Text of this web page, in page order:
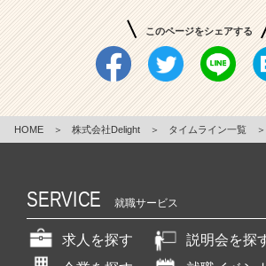
このページをシェアする
HOME ＞ 株式会社Delight ＞ タイムライン一覧 ＞
SERVICE 就職サービス
求人を探す
説明会を探